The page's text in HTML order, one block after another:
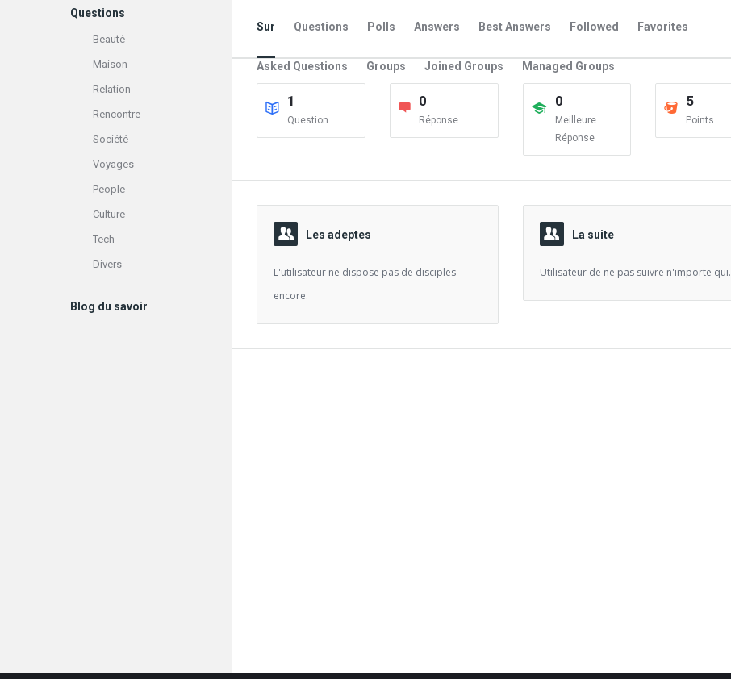
Sur Questions Polls Answers Best Answers Followed Favorites
Asked Questions Groups Joined Groups Managed Groups
1
Question
0
Réponse
0
Meilleure
Réponse
5
Points
Les adeptes
L'utilisateur ne dispose pas de disciples
encore.
La suite
Utilisateur de ne pas suivre n'importe qui.
Questions
Beauté
Maison
Relation
Rencontre
Société
Voyages
People
Culture
Tech
Divers
Blog du savoir